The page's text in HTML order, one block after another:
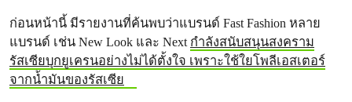
ก่อนหน้านี้ มีรายงานที่ค้นพบว่าแบรนด์ Fast Fashion หลาย
แบรนด์ เช่น New Look และ Next กำลังสนับสนุนสงคราม
รัสเซียบุกยูเครนอย่างไม่ได้ตั้งใจ เพราะใช้ใยโพลีเอสเตอร์
จากน้ำมันของรัสเซีย